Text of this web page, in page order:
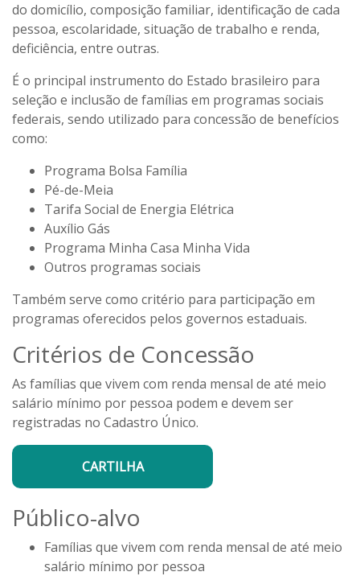
do domicílio, composição familiar, identificação de cada
pessoa, escolaridade, situação de trabalho e renda,
deficiência, entre outras.
É o principal instrumento do Estado brasileiro para
seleção e inclusão de famílias em programas sociais
federais, sendo utilizado para concessão de benefícios
como:
Programa Bolsa Família
Pé-de-Meia
Tarifa Social de Energia Elétrica
Auxílio Gás
Programa Minha Casa Minha Vida
Outros programas sociais
Também serve como critério para participação em
programas oferecidos pelos governos estaduais.
Critérios de Concessão
As famílias que vivem com renda mensal de até meio
salário mínimo por pessoa podem e devem ser
registradas no Cadastro Único.
CARTILHA
Público-alvo
Famílias que vivem com renda mensal de até meio
salário mínimo por pessoa